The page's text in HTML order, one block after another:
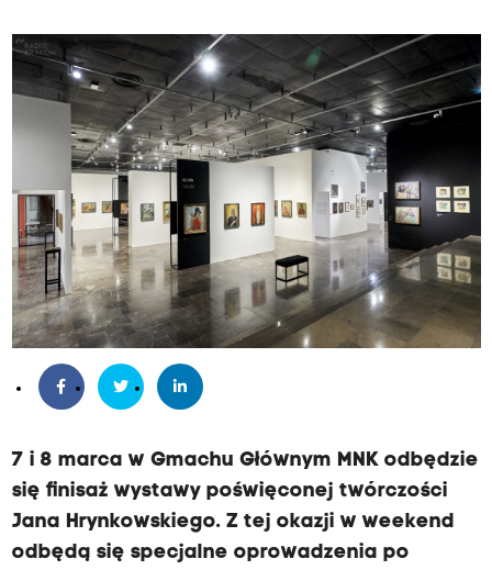
7 i 8 marca w Gmachu Głównym MNK odbędzie
się finisaż wystawy poświęconej twórczości
Jana Hrynkowskiego. Z tej okazji w weekend
odbędą się specjalne oprowadzenia po